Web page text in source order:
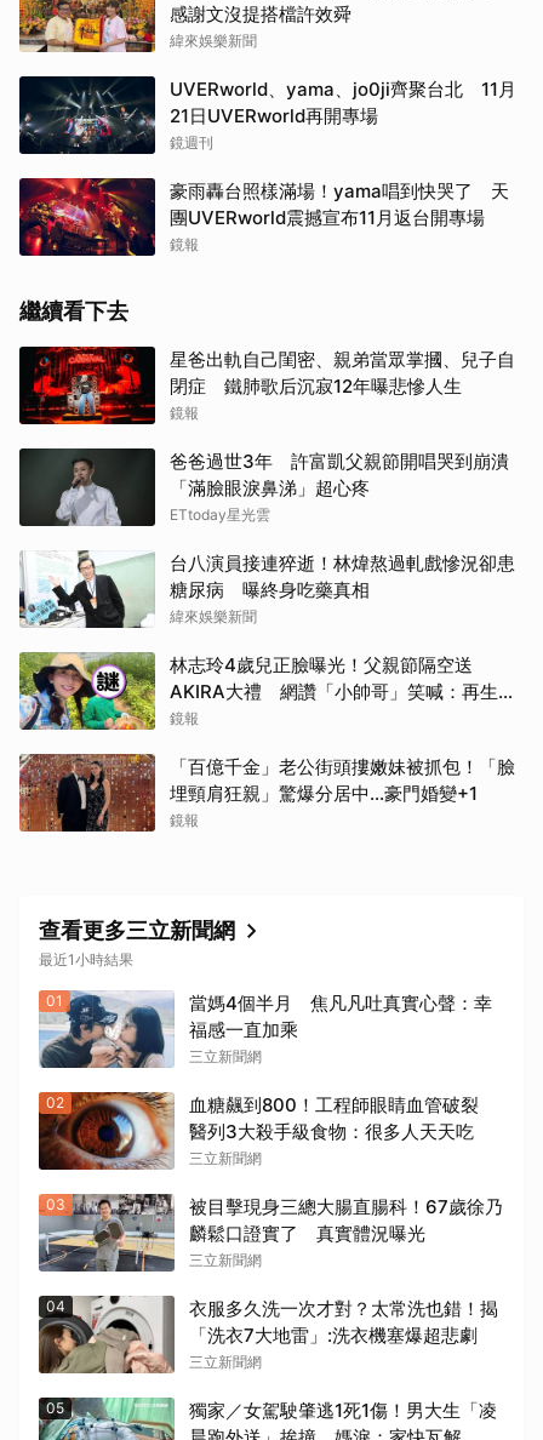
感謝文沒提搭檔許效舜
緯來娛樂新聞
UVERworld、yama、jo0ji齊聚台北 11月
21日UVERworld再開專場
鏡週刊
豪雨轟台照樣滿場！yama唱到快哭了 天
團UVERworld震撼宣布11月返台開專場
鏡報
繼續看下去
星爸出軌自己閨密、親弟當眾掌摑、兒子自
閉症 鐵肺歌后沉寂12年曝悲慘人生
鏡報
爸爸過世3年 許富凱父親節開唱哭到崩潰
「滿臉眼淚鼻涕」超心疼
ETtoday星光雲
台八演員接連猝逝！林煒熬過軋戲慘況卻患
糖尿病 曝終身吃藥真相
緯來娛樂新聞
林志玲4歲兒正臉曝光！父親節隔空送
AKIRA大禮 網讚「小帥哥」笑喊：再生一
個
鏡報
「百億千金」老公街頭摟嫩妹被抓包！「臉
埋頸肩狂親」驚爆分居中...豪門婚變+1
鏡報
查看更多三立新聞網
最近1小時結果
01
當媽4個半月 焦凡凡吐真實心聲：幸
福感一直加乘
三立新聞網
02
血糖飆到800！工程師眼睛血管破裂
醫列3大殺手級食物：很多人天天吃
三立新聞網
03
被目擊現身三總大腸直腸科！67歲徐乃
麟鬆口證實了 真實體況曝光
三立新聞網
04
衣服多久洗一次才對？太常洗也錯！揭
「洗衣7大地雷」:洗衣機塞爆超悲劇
三立新聞網
05
獨家／女駕駛肇逃1死1傷！男大生「凌